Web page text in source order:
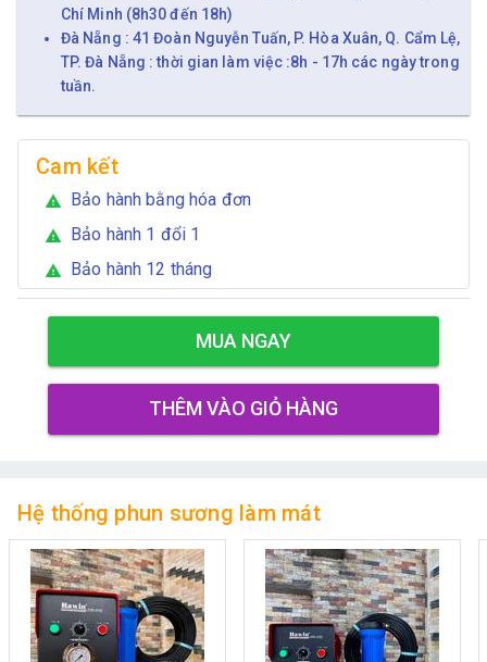
Chí Minh (8h30 đến 18h)
Đà Nẵng : 41 Đoàn Nguyễn Tuấn, P. Hòa Xuân, Q. Cẩm Lệ,
TP. Đà Nẵng : thời gian làm việc :8h - 17h các ngày trong
tuần.
Cam kết
warning Bảo hành bằng hóa đơn
warning Bảo hành 1 đổi 1
warning Bảo hành 12 tháng
MUA NGAY
THÊM VÀO GIỎ HÀNG
Hệ thống phun sương làm mát